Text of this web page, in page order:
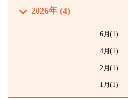
2026年 (4)
6月(1)
4月(1)
2月(1)
1月(1)